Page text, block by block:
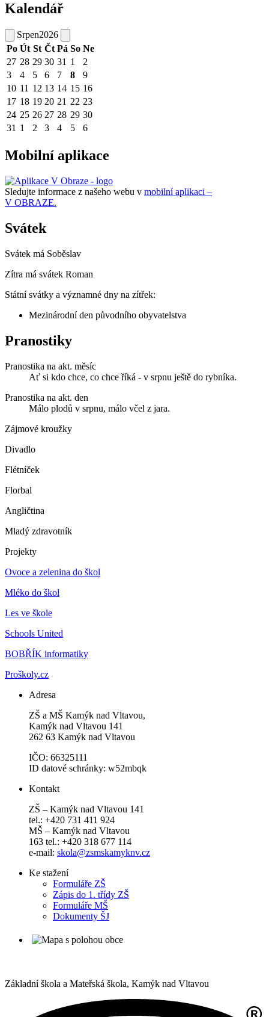
Kalendář
Srpen2026
Po Út St Čt Pá So Ne
27 28 29 30 31 1
2
3
4 5 6 7 8
9
10 11 12 13 14 15 16
17 18 19 20 21 22 23
24 25 26 27 28 29 30
31 1 2 3 4 5 6
Mobilní aplikace
Sledujte informace z našeho webu v mobilní aplikaci –
V OBRAZE.
Svátek
Svátek má Soběslav
Zítra má svátek Roman
Státní svátky a významné dny na zítřek:
Mezinárodní den původního obyvatelstva
Pranostiky
Pranostika na akt. měsíc
Ať si kdo chce, co chce říká - v srpnu ještě do rybníka.
Pranostika na akt. den
Málo plodů v srpnu, málo včel z jara.
Zájmové kroužky
Divadlo
Flétníček
Florbal
Angličtina
Mladý zdravotník
Projekty
Ovoce a zelenina do škol
Mléko do škol
Les ve škole
Schools United
BOBŘÍK informatiky
Proškoly.cz
Adresa
ZŠ a MŠ Kamýk nad Vltavou,
Kamýk nad Vltavou 141
262 63 Kamýk nad Vltavou
IČO: 66325111
ID datové schránky: w52mbqk
Kontakt
ZŠ – Kamýk nad Vltavou 141
tel.: +420 731 411 924
MŠ – Kamýk nad Vltavou
163 tel.: +420 318 677 114
e-mail: skola@zsmskamyknv.cz
Ke stažení
Formuláře ZŠ
Zápis do 1. třídy ZŠ
Formuláře MŠ
Dokumenty ŠJ
Základní škola a Mateřská škola, Kamýk nad Vltavou